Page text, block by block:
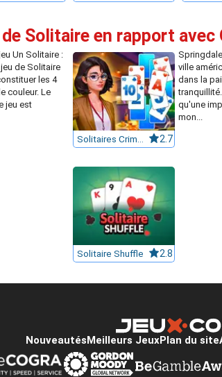
Solitaire en rapport avec
Un Solitaire :
de Solitaire
les 4
couleur. Le
jeu est
2.7
ville
dans la
qu'une
mon...
Solitaire Shuffle 2.8
Nouveautés Meilleurs JeuxPlan du site